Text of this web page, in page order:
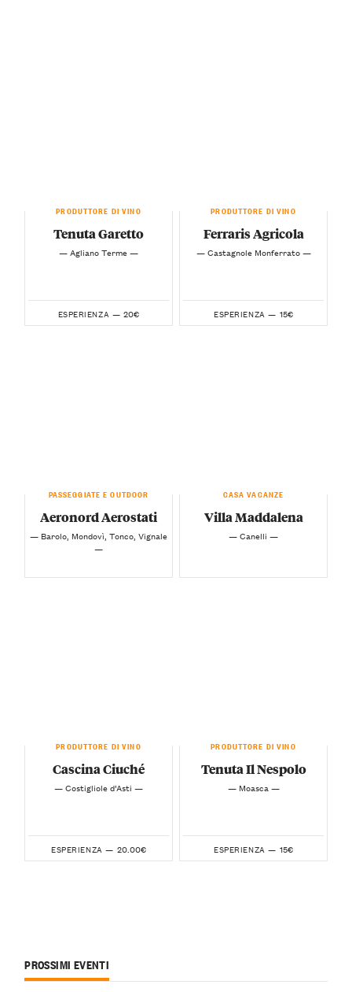
PRODUTTORE DI VINO
Tenuta Garetto
— Agliano Terme —
ESPERIENZA — 20€
PRODUTTORE DI VINO
Ferraris Agricola
— Castagnole Monferrato —
ESPERIENZA — 15€
PASSEGGIATE E OUTDOOR
Aeronord Aerostati
— Barolo, Mondovì, Tonco, Vignale
—
CASA VACANZE
Villa Maddalena
— Canelli —
PRODUTTORE DI VINO
Cascina Ciuché
— Costigliole d’Asti —
ESPERIENZA — 20.00€
PRODUTTORE DI VINO
Tenuta Il Nespolo
— Moasca —
ESPERIENZA — 15€
PROSSIMI EVENTI